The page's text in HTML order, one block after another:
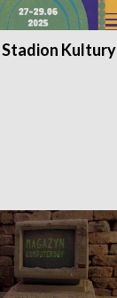
Stadion Kultury